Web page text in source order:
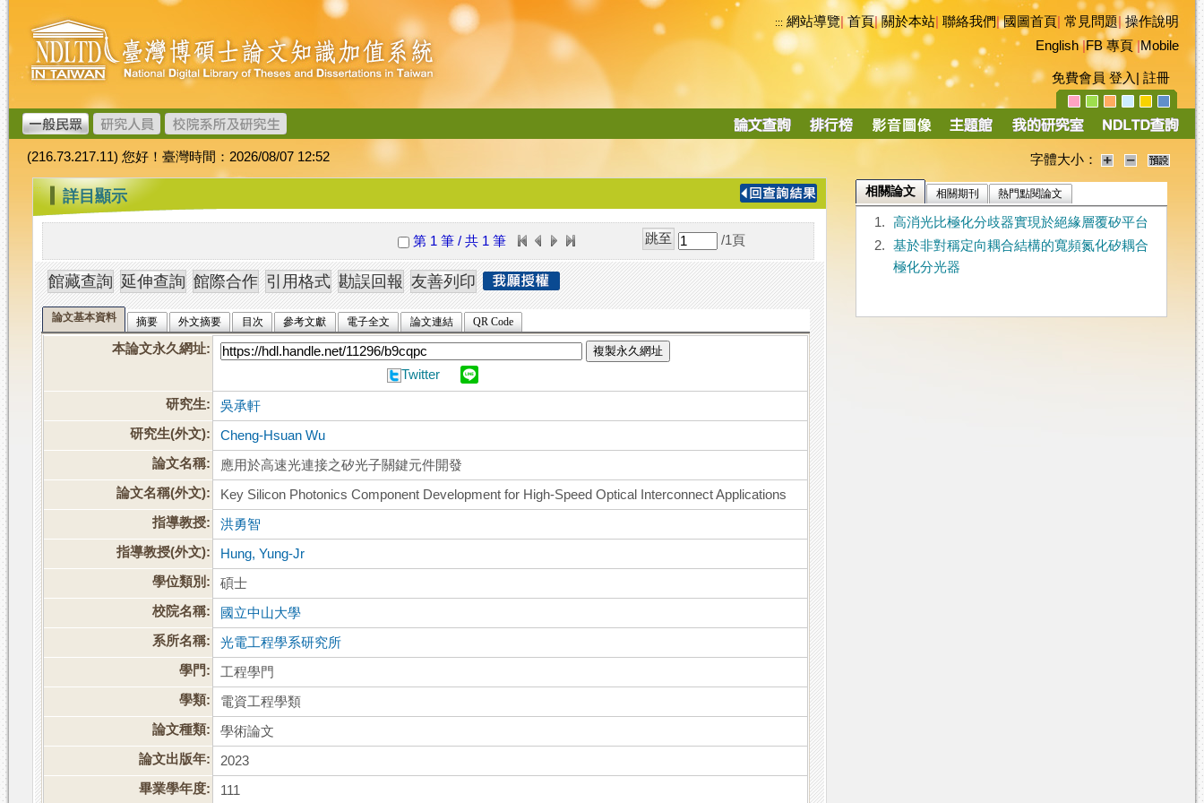
跳
到
主
要
內
容
臺
灣
博
碩
士
論
文
加
值
系
統
::: 網站導覽|首頁|關於本站 聯絡我們|國圖首頁 常見問題|操作說明
English|FB 專頁|Mobile
免費會員 登入 註冊
導
(216.73.217.11) 您好！臺灣時間：2026/08/07 12:52 字體大小：
::: 詳目顯示
第 1 筆 / 共 1 筆 /1 頁
論文基本資料 摘要 外文摘要 目次 參考文獻 電子全文 論文連結 QR Code
本論文永久網址: 複製永久網址
Twitter
研究生:
吳承軒
研究生(外文):
Cheng-Hsuan Wu
論文名稱:
應用於高速光連接之矽光子關鍵元件開發
論文名稱(外文):
Key Silicon Photonics Component Development for High-Speed Optical Interconnect Applications
指導教授:
洪勇智
指導教授(外文):
Hung, Yung-Jr
學位類別:
碩士
校院名稱:
國立中山大學
系所名稱:
光電工程學系研究所
學門:
工程學門
學類:
電資工程學類
論文種類:
學術論文
論文出版年:
2023
畢業學年度:
111
相關論文 相關期刊 熱門點閱論文
1.
高消光比極化分歧器實現於絕緣層覆矽平台
2.
基於非對稱定向耦合結構的寬頻氮化矽耦合
極化分光器